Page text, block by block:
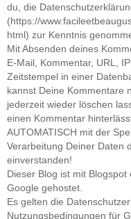
du, die
(https://
html) zur Kenntnis
Mit Absenden deines
E-Mail, Kommentar, URL,
Zeitstempel in einer
kannst Deine Kommentare
jederzeit wieder löschen
einen Kommentar
AUTOMATISCH mit der
Verarbeitung Deiner Daten
einverstanden!
Dieser Blog ist mit
Google gehostet.
Es gelten die
Nutzungsbedingungen für